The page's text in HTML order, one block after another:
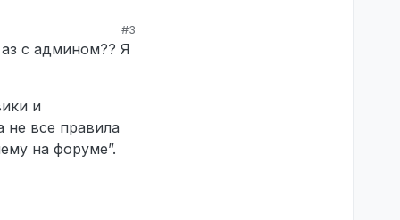
#3
с админом?? Я
и
не все правила
на форуме”.